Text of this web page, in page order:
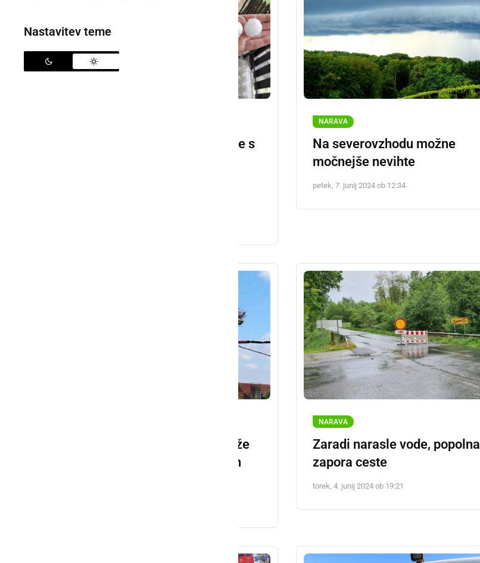
Nastavitev teme
Severovzhod zajele nevihte s
NARAVA
Na severovzhodu možne
močnejše nevihte
petek, 7. junij 2024 ob 12:34
V Križevcih pri Ljutomeru že
namestili nov podstavek in
NARAVA
Zaradi narasle vode, popolna
zapora ceste
torek, 4. junij 2024 ob 19:21